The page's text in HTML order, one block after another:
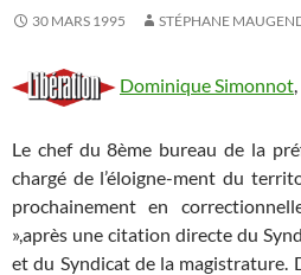
30 MARS 1995 STÉPHANE
Dominique Simonnot
Le chef du 8ème bureau de la
chargé de l’éloigne-ment du
prochainement en
»,après une citation directe du
et du Syndicat de la magistrature.